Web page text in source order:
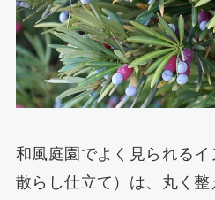
和風庭園でよく見られる
散らし仕立て）は、丸く